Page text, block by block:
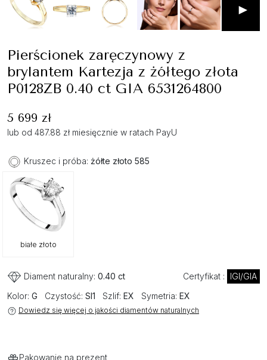
►
Pierścionek zaręczynowy z
brylantem Kartezja z żółtego złota
P0128ZB 0.40 ct GIA 6531264800
5 699 zł
lub od 487.88 zł miesięcznie w ratach PayU
Kruszec i próba: żółte złoto 585
białe złoto
Diament naturalny: 0.40 ct Certyfikat :
IGI/GIA
Kolor: G Czystość: SI1 Szlif: EX Symetria: EX
Dowiedz się więcej o jakości diamentów naturalnych
Pakowanie na prezent